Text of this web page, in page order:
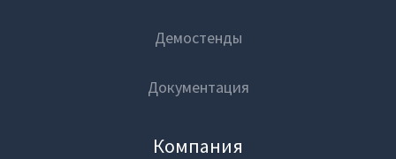
Демостенды
Документация
Компания